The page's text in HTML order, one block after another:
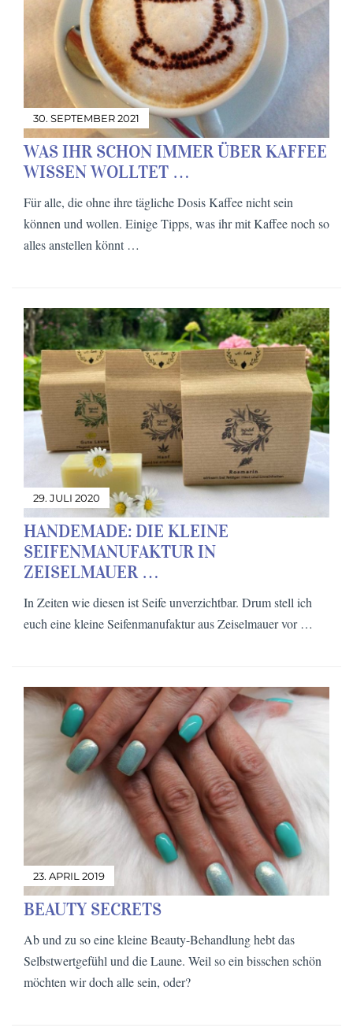
30. SEPTEMBER 2021
WAS IHR SCHON IMMER ÜBER KAFFEE
WISSEN WOLLTET …
Für alle, die ohne ihre tägliche Dosis Kaffee nicht sein
können und wollen. Einige Tipps, was ihr mit Kaffee noch so
alles anstellen könnt …
29. JULI 2020
HANDEMADE: DIE KLEINE
SEIFENMANUFAKTUR IN
ZEISELMAUER …
In Zeiten wie diesen ist Seife unverzichtbar. Drum stell ich
euch eine kleine Seifenmanufaktur aus Zeiselmauer vor …
23. APRIL 2019
BEAUTY SECRETS
Ab und zu so eine kleine Beauty-Behandlung hebt das
Selbstwertgefühl und die Laune. Weil so ein bisschen schön
möchten wir doch alle sein, oder?